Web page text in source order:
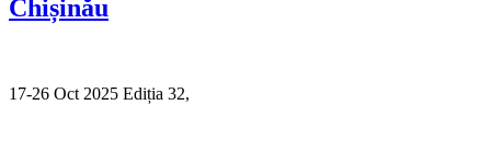
Chișinău
17-26 Oct 2025 Ediția 32,